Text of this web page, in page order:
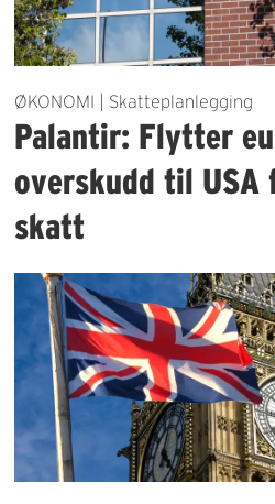
ØKONOMI | Skatteplanlegging
Palantir: Flytter
overskudd til USA
skatt